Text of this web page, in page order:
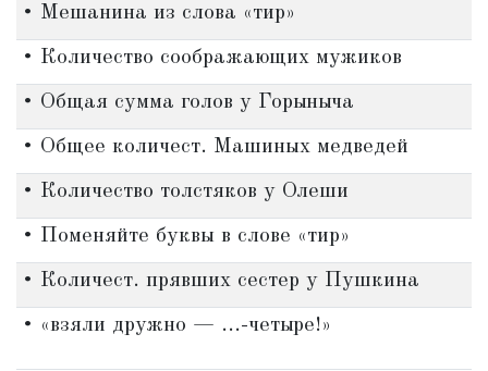
• Мешанина из слова «тир»
• Количество соображающих мужиков
• Общая сумма голов у Горыныча
• Общее количест. Машиных медведей
• Количество толстяков у Олеши
• Поменяйте буквы в слове «тир»
• Количест. прявших сестер у Пушкина
• «взяли дружно — ...-четыре!»